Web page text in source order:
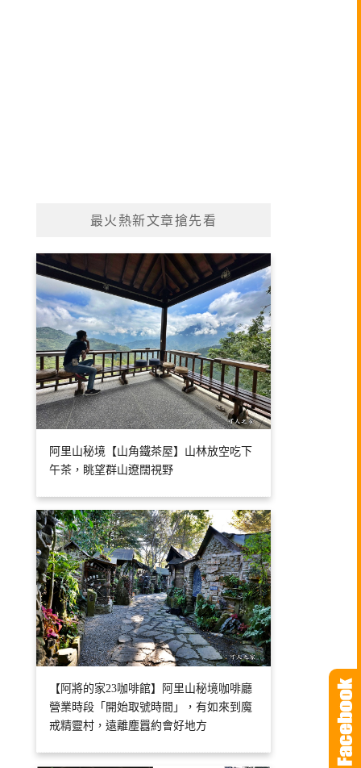
最火熱新文章搶先看
阿里山秘境【山角鐵茶屋】山林放空吃下
午茶，眺望群山遼闊視野
【阿將的家23咖啡館】阿里山秘境咖啡廳
營業時段「開始取號時間」，有如來到魔
戒精靈村，遠離塵囂約會好地方